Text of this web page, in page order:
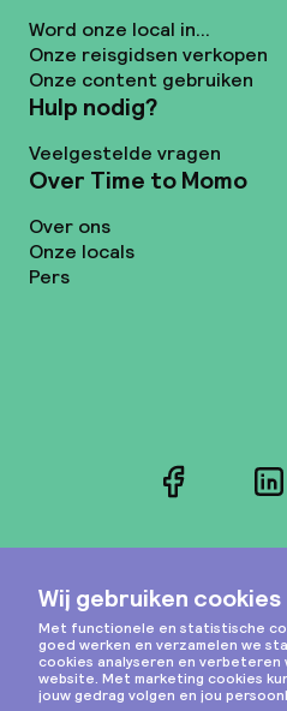
Word onze local in...
Onze reisgidsen verkopen
Onze content gebruiken
Hulp nodig?
Veelgestelde vragen
Over Time to Momo
Over ons
Onze locals
Pers
Facebook